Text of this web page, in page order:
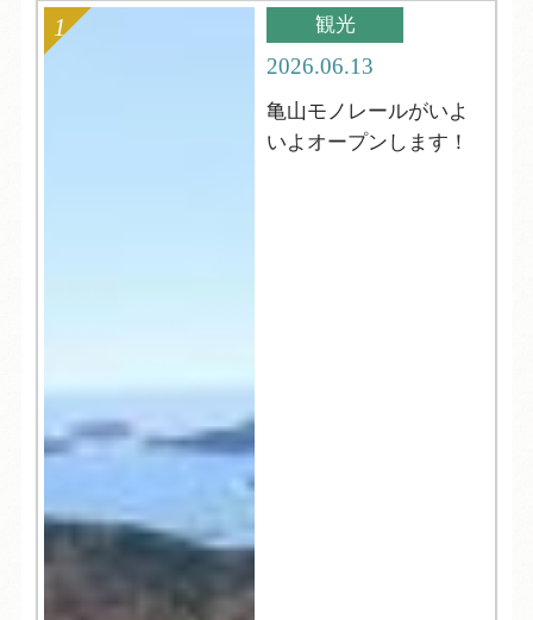
観光
2026.06.13
亀山モノレールがいよ
いよオープンします！